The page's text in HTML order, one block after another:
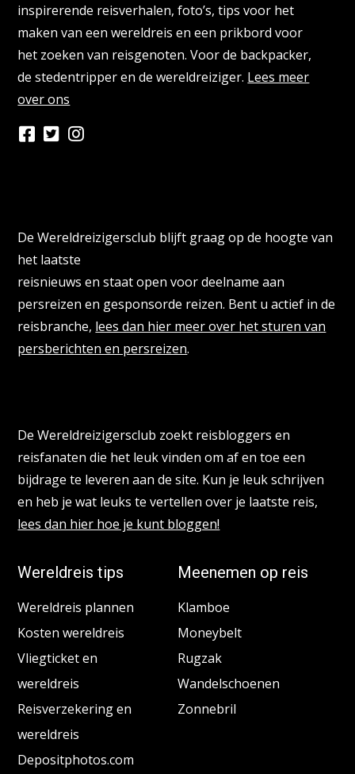
inspirerende reisverhalen, foto’s, tips voor het
maken van een wereldreis en een prikbord voor
het zoeken van reisgenoten. Voor de backpacker,
de stedentripper en de wereldreiziger. Lees meer
over ons
De Wereldreizigersclub blijft graag op de hoogte van
het laatste
reisnieuws en staat open voor deelname aan
persreizen en gesponsorde reizen. Bent u actief in de
reisbranche, lees dan hier meer over het sturen van
persberichten en persreizen.
De Wereldreizigersclub zoekt reisbloggers en
reisfanaten die het leuk vinden om af en toe een
bijdrage te leveren aan de site. Kun je leuk schrijven
en heb je wat leuks te vertellen over je laatste reis,
lees dan hier hoe je kunt bloggen!
Wereldreis tips
Wereldreis plannen
Kosten wereldreis
Vliegticket en
wereldreis
Reisverzekering en
wereldreis
Depositphotos.com
Meenemen op reis
Klamboe
Moneybelt
Rugzak
Wandelschoenen
Zonnebril